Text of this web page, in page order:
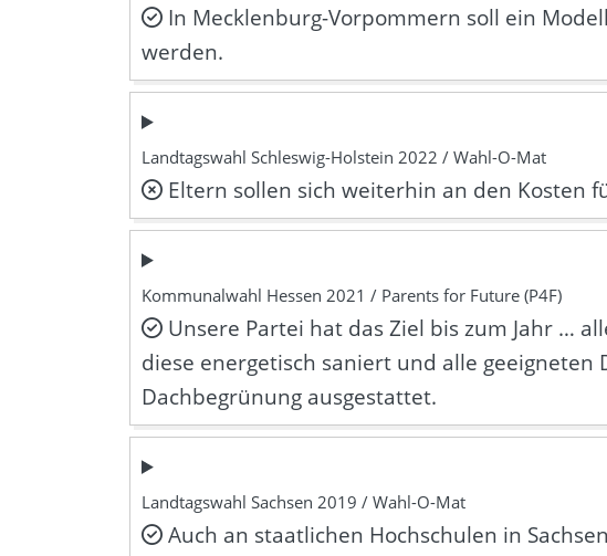
In Mecklenburg-Vorpommern soll ein
werden.
Landtagswahl Schleswig-Holstein 2022 / Wahl-O-Mat
Eltern sollen sich weiterhin an den Kosten
Kommunalwahl Hessen 2021 / Parents for Future (P4F)
Unsere Partei hat das Ziel bis zum Jahr …
diese energetisch saniert und alle
Dachbegrünung ausgestattet.
Landtagswahl Sachsen 2019 / Wahl-O-Mat
Auch an staatlichen Hochschulen in